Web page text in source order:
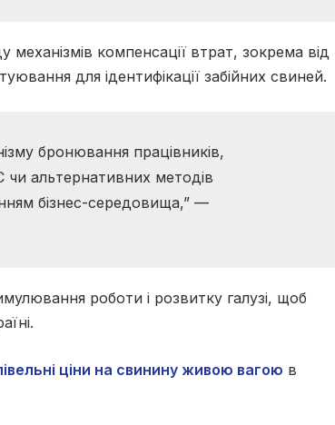
компенсації втрат, зокрема від
для ідентифікації забійних свиней.
бронювання працівників,
альтернативних методів
бізнес-середовища,” —
роботи і розвитку галузі, щоб
ціни на свинину живою вагою в